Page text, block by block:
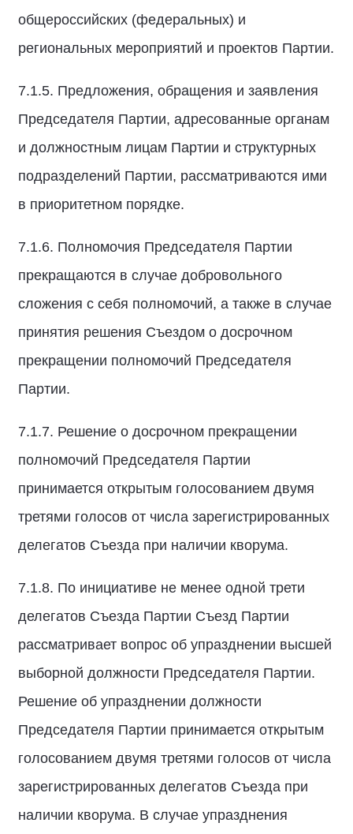
общероссийских (федеральных) и
региональных мероприятий и проектов Партии.
7.1.5. Предложения, обращения и заявления
Председателя Партии, адресованные органам
и должностным лицам Партии и структурных
подразделений Партии, рассматриваются ими
в приоритетном порядке.
7.1.6. Полномочия Председателя Партии
прекращаются в случае добровольного
сложения с себя полномочий, а также в случае
принятия решения Съездом о досрочном
прекращении полномочий Председателя
Партии.
7.1.7. Решение о досрочном прекращении
полномочий Председателя Партии
принимается открытым голосованием двумя
третями голосов от числа зарегистрированных
делегатов Съезда при наличии кворума.
7.1.8. По инициативе не менее одной трети
делегатов Съезда Партии Съезд Партии
рассматривает вопрос об упразднении высшей
выборной должности Председателя Партии.
Решение об упразднении должности
Председателя Партии принимается открытым
голосованием двумя третями голосов от числа
зарегистрированных делегатов Съезда при
наличии кворума. В случае упразднения